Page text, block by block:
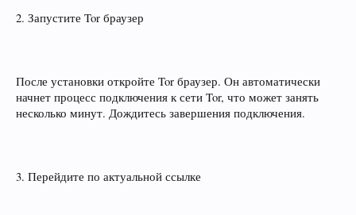
2. Запустите Tor браузер
После установки откройте Tor браузер. Он автоматически
начнет процесс подключения к сети Tor, что может занять
несколько минут. Дождитесь завершения подключения.
3. Перейдите по актуальной ссылке